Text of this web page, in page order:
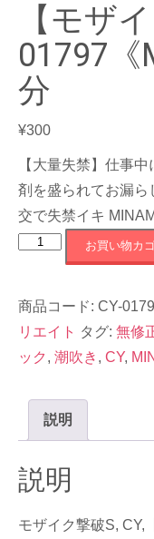
【モザ
01797《
分
¥300
【大量失禁】仕事
剤を盛られてお漏ら
交で失禁イキ
【モ
ク
撃
破
01797《MINAMO》
120
分
個
お買い物カ
商品コード: CY-
リエイト タグ: 無修
ック , 潮吹き , CY,
説明
説明
モザイク撃破S, CY,